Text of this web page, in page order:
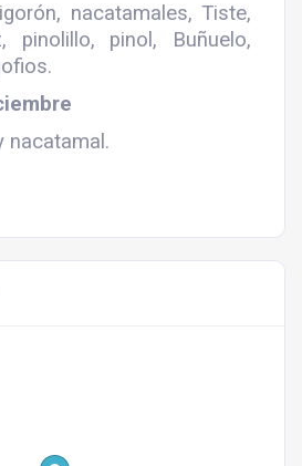
nacatamales, Tiste,
pinolillo, pinol, Buñuelo,
nacatamal.